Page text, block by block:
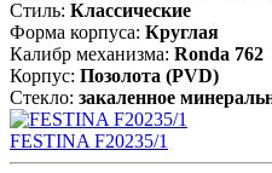
Стиль: Классические
Форма корпуса: Круглая
Калибр механизма: Ronda 762
Корпус: Позолота (PVD)
Стекло: закаленное
FESTINA F20235/1